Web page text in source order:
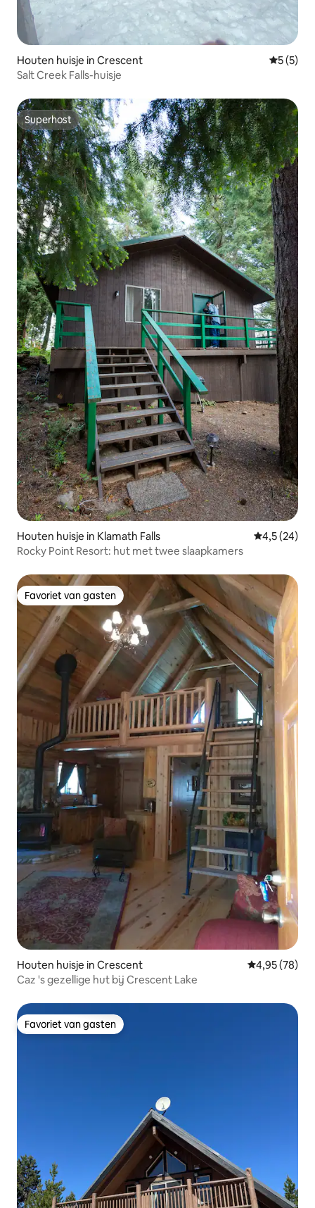
Houten huisje in Crescent
5 (5)
Salt Creek Falls-huisje
Superhost
Superhost
Houten huisje in Klamath Falls
4,5 (24)
Rocky Point Resort: hut met twee slaapkamers
Favoriet van gasten
Favoriet van gasten
Houten huisje in Crescent Gemiddelde
4,95 (78)
Caz 's gezellige hut bij Crescent Lake
Favoriet van gasten
Favoriet van gasten